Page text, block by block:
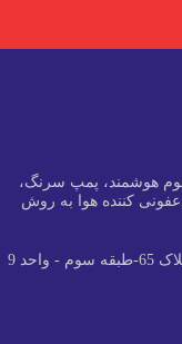
هوشمند، پمپ سرنگ،
کننده هوا به روش
9